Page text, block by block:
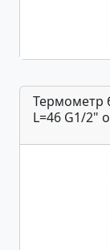
Термометр
L=46 G1/2"